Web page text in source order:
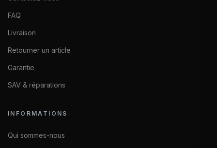
FAQ
Livraison
Retourner un article
Garantie
SAV & réparations
INFORMATIONS
Qui sommes-nous